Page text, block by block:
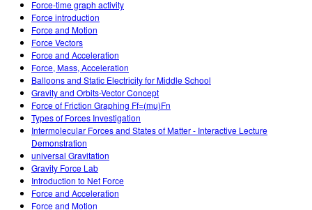
Force-time graph activity
Force introduction
Force and Motion
Force Vectors
Force and Acceleration
Force, Mass, Acceleration
Balloons and Static Electricity for Middle School
Gravity and Orbits-Vector Concept
Force of Friction Graphing Ff=(mu)Fn
Types of Forces Investigation
Intermolecular Forces and States of Matter - Interactive Lecture
Demonstration
universal Gravitation
Gravity Force Lab
Introduction to Net Force
Force and Acceleration
Force and Motion